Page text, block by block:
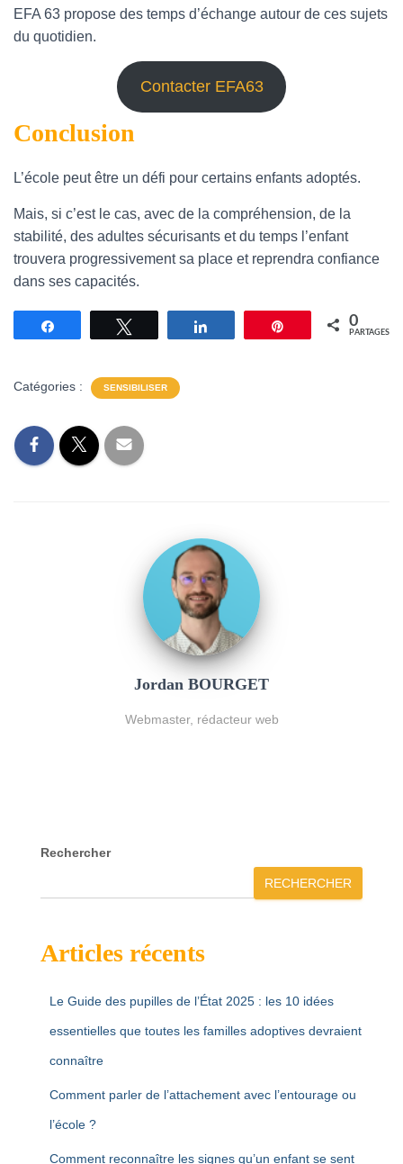
EFA 63 propose des temps d’échange autour de ces sujets
du quotidien.
Contacter EFA63
Conclusion
L’école peut être un défi pour certains enfants adoptés.
Mais, si c’est le cas, avec de la compréhension, de la
stabilité, des adultes sécurisants et du temps l’enfant
trouvera progressivement sa place et reprendra confiance
dans ses capacités.
Épingle 0
PARTAGES
Catégories : SENSIBILISER
Jordan BOURGET
Webmaster, rédacteur web
Rechercher
RECHERCHER
Articles récents
Le Guide des pupilles de l’État 2025 : les 10 idées
essentielles que toutes les familles adoptives devraient
connaître
Comment parler de l’attachement avec l’entourage ou
l’école ?
Comment reconnaître les signes qu’un enfant se sent